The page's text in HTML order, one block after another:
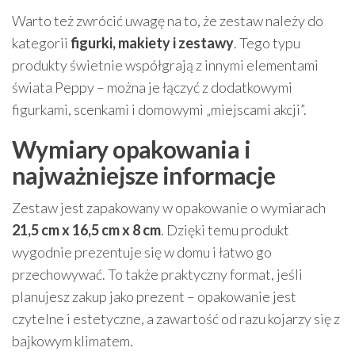
Warto też zwrócić uwagę na to, że zestaw należy do
kategorii figurki, makiety i zestawy. Tego typu
produkty świetnie współgrają z innymi elementami
świata Peppy – można je łączyć z dodatkowymi
figurkami, scenkami i domowymi „miejscami akcji”.
Wymiary opakowania i
najważniejsze informacje
Zestaw jest zapakowany w opakowanie o wymiarach
21,5 cm x 16,5 cm x 8 cm. Dzięki temu produkt
wygodnie prezentuje się w domu i łatwo go
przechowywać. To także praktyczny format, jeśli
planujesz zakup jako prezent – opakowanie jest
czytelne i estetyczne, a zawartość od razu kojarzy się z
bajkowym klimatem.